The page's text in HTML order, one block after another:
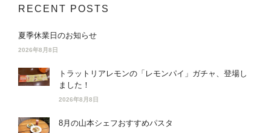
RECENT POSTS
夏季休業日のお知らせ
2026年8月8日
トラットリアレモンの「レモンパイ」ガチャ、登場し
ました！
2026年8月8日
8月の山本シェフおすすめパスタ